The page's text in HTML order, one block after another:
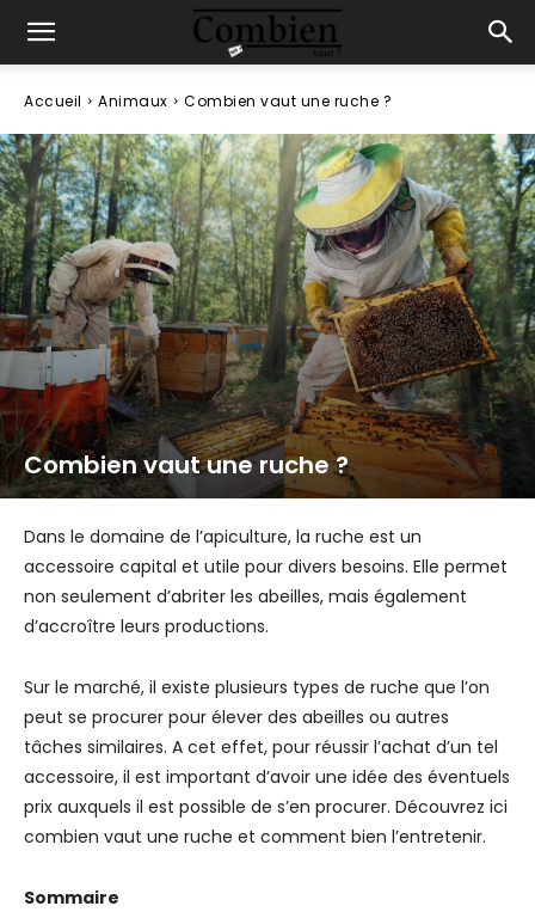
Accueil Animaux Combien vaut une ruche ?
Combien vaut une ruche ?
Dans le domaine de l’apiculture, la ruche est un
accessoire capital et utile pour divers besoins. Elle permet
non seulement d’abriter les abeilles, mais également
d’accroître leurs productions.
Sur le marché, il existe plusieurs types de ruche que l’on
peut se procurer pour élever des abeilles ou autres
tâches similaires. A cet effet, pour réussir l’achat d’un tel
accessoire, il est important d’avoir une idée des éventuels
prix auxquels il est possible de s’en procurer. Découvrez ici
combien vaut une ruche et comment bien l’entretenir.
Sommaire